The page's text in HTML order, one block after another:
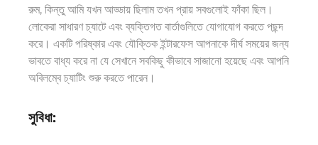
রুম, কিন্তু আমি যখন আড্ডায় ছিলাম তখন প্রায় সবগুলোই ফাঁকা ছিল।
লোকেরা সাধারণ চ্যাটে এবং ব্যক্তিগত বার্তাগুলিতে যোগাযোগ করতে পছন্দ
করে। একটি পরিষ্কার এবং যৌক্তিক ইন্টারফেস আপনাকে দীর্ঘ সময়ের জন্য
ভাবতে বাধ্য করে না যে সেখানে সবকিছু কীভাবে সাজানো হয়েছে এবং আপনি
অবিলম্বে চ্যাটিং শুরু করতে পারেন।
সুবিধা: